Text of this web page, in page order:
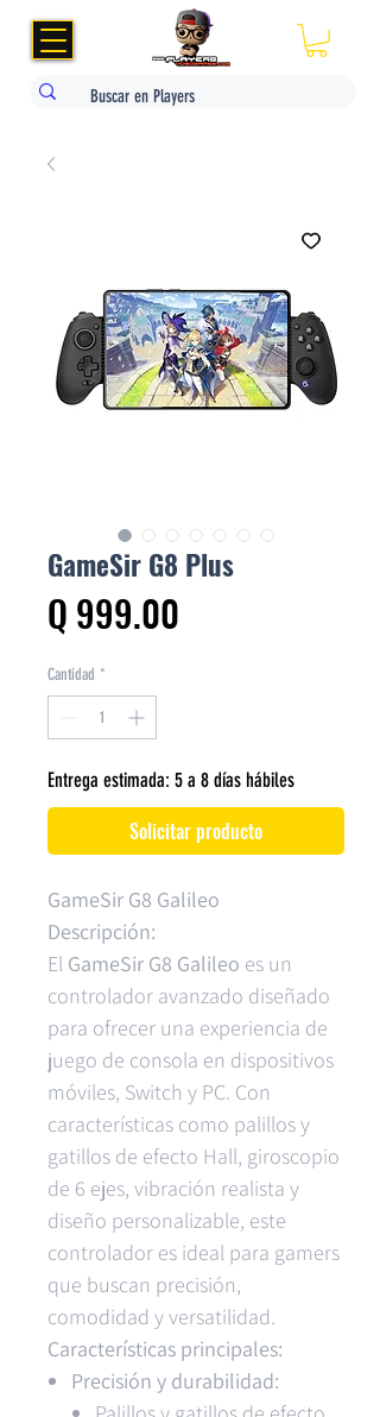
GameSir G8 Plus
Q 999.00
Cantidad *
Entrega estimada: 5 a 8 días hábiles
Solicitar producto
GameSir G8 Galileo
Descripción:
El GameSir G8 Galileo es un
controlador avanzado diseñado
para ofrecer una experiencia de
juego de consola en dispositivos
móviles, Switch y PC. Con
características como palillos y
gatillos de efecto Hall, giroscopio
de 6 ejes, vibración realista y
diseño personalizable, este
controlador es ideal para gamers
que buscan precisión,
comodidad y versatilidad.
Características principales:
Precisión y durabilidad: